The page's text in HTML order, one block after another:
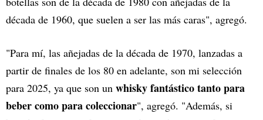
década de 1960, que suelen a ser las más caras", agregó.
"Para mí, las añejadas de la década de 1970, lanzadas a
partir de finales de los 80 en adelante, son mi selección
para 2025, ya que son un whisky fantástico tanto para
beber como para coleccionar", agregó. "Además, si